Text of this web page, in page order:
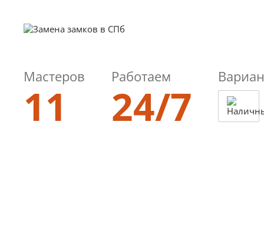
Мастеров
11
Работаем
24/7